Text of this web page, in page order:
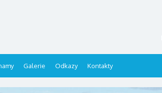
Galerie Odkazy Kontakty